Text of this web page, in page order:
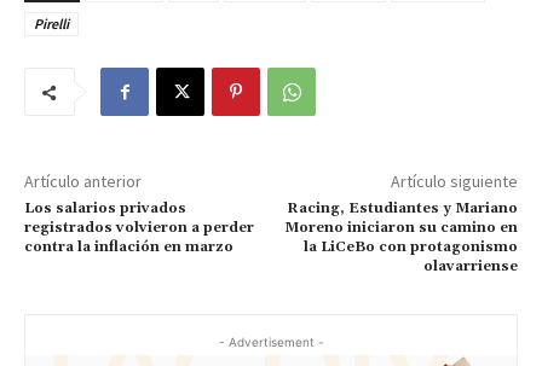
Pirelli
Artículo anterior
Los salarios privados
registrados volvieron a perder
contra la inflación en marzo
Artículo siguiente
Racing, Estudiantes y Mariano
Moreno iniciaron su camino en
la LiCeBo con protagonismo
olavarriense
- Advertisement -